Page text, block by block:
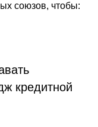
союзов, чтобы:
кредитной